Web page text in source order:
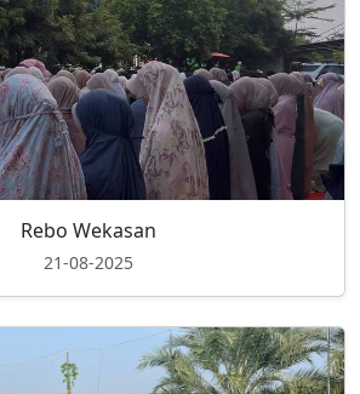
Rebo Wekasan
21-08-2025